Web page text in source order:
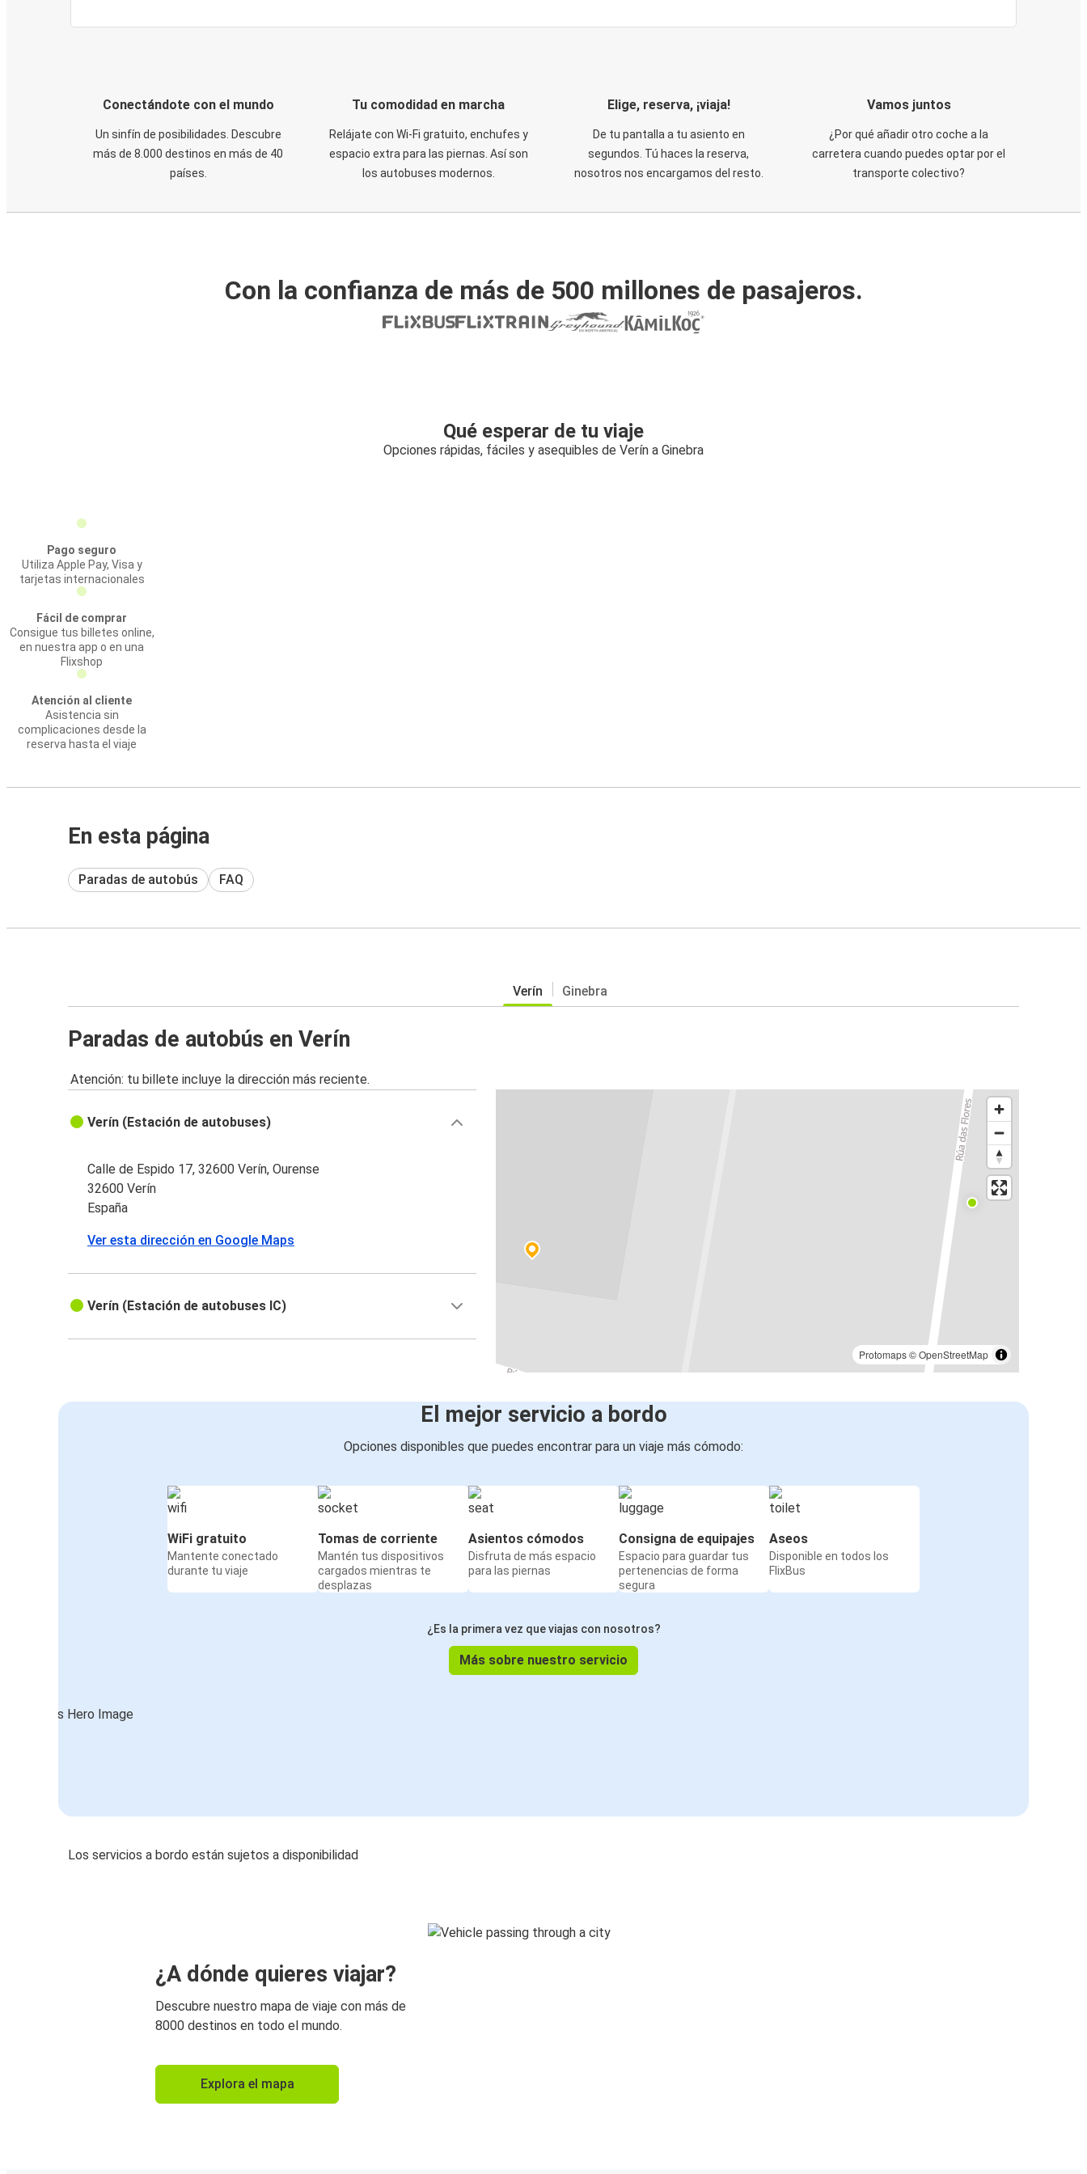
Conectándote con el mundo
Un sinfín de posibilidades. Descubre
más de 8.000 destinos en más de 40
países.
Tu comodidad en marcha
Relájate con Wi-Fi gratuito, enchufes y
espacio extra para las piernas. Así son
los autobuses modernos.
Elige, reserva, ¡viaja!
De tu pantalla a tu asiento en
segundos. Tú haces la reserva,
nosotros nos encargamos del resto.
Vamos juntos
¿Por qué añadir otro coche a la
carretera cuando puedes optar por el
transporte colectivo?
Con la confianza de más de 500 millones de pasajeros.
Qué esperar de tu viaje
Opciones rápidas, fáciles y asequibles de Verín a Ginebra
Pago seguro
Utiliza Apple Pay, Visa y
tarjetas internacionales
Fácil de comprar
Consigue tus billetes online,
en nuestra app o en una
Flixshop
Atención al cliente
Asistencia sin
complicaciones desde la
reserva hasta el viaje
En esta página
Paradas de autobús FAQ
Verín Ginebra
Paradas de autobús en Verín
Atención: tu billete incluye la dirección más reciente.
Protomaps©OpenStreetMap
Verín (Estación de autobuses)
Calle de Espido 17, 32600 Verín, Ourense
32600 Verín
España
Ver esta dirección en Google Maps
Verín (Estación de autobuses IC)
El mejor servicio a bordo
Opciones disponibles que puedes encontrar para un viaje más cómodo:
WiFi gratuito
Mantente conectado
durante tu viaje
Tomas de corriente
Mantén tus dispositivos
cargados mientras te
desplazas
Asientos cómodos
Disfruta de más espacio
para las piernas
Consigna de equipajes
Espacio para guardar tus
pertenencias de forma
segura
Aseos
Disponible en todos los
FlixBus
¿Es la primera vez que viajas con nosotros?
Más sobre nuestro servicio
Los servicios a bordo están sujetos a disponibilidad
¿A dónde quieres viajar?
Descubre nuestro mapa de viaje con más de
8000 destinos en todo el mundo.
Explora el mapa